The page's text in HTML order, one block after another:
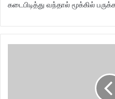
கடைபிடித்து வந்தால் மூக்கில்